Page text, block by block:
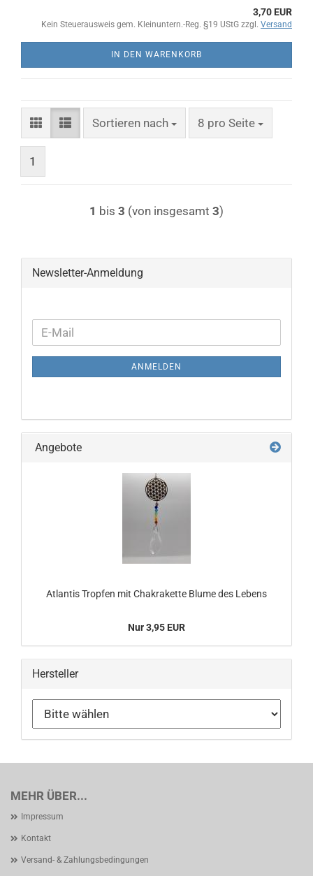
3,70 EUR
Kein Steuerausweis gem. Kleinuntern.-Reg. §19 UStG zzgl. Versand
IN DEN WARENKORB
Sortieren nach
Sortieren nach 8 pro Seite
pro Seite
1
1 bis 3 (von insgesamt 3)
Newsletter-Anmeldung
WEITER
ZUR
NEWSLETTER-
ANMELDUNG
E-
ANMELDEN
Angebote
Atlantis Tropfen mit Chakrakette Blume des Lebens
Nur 3,95 EUR
Hersteller
MEHR ÜBER...
Impressum
Kontakt
Versand- & Zahlungsbedingungen